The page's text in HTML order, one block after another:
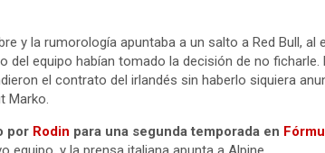
y la rumorología apuntaba a un salto a Red Bull,
del equipo habían tomado la decisión de no
el contrato del irlandés sin haberlo siquiera
Marko.
por Rodin para una segunda temporada en